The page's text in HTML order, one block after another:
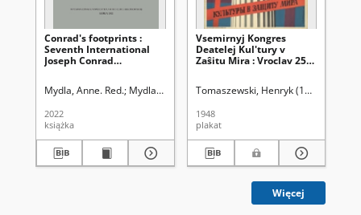
Conrad's footprints :
Seventh International
Joseph Conrad
Literature Maria Curie-
Lublin, Poland 20-23
June 2022 : abstracts
Mydla, Anne. Red. Mydla, Jacek. Red.
2022
książka
Vsemirnyj Kongres
Deatelej Kul'tury v
Zaŝitu Mira : Vroclav 25-
Tomaszewski, Henryk (1914-2005)
1948
plakat
Więcej